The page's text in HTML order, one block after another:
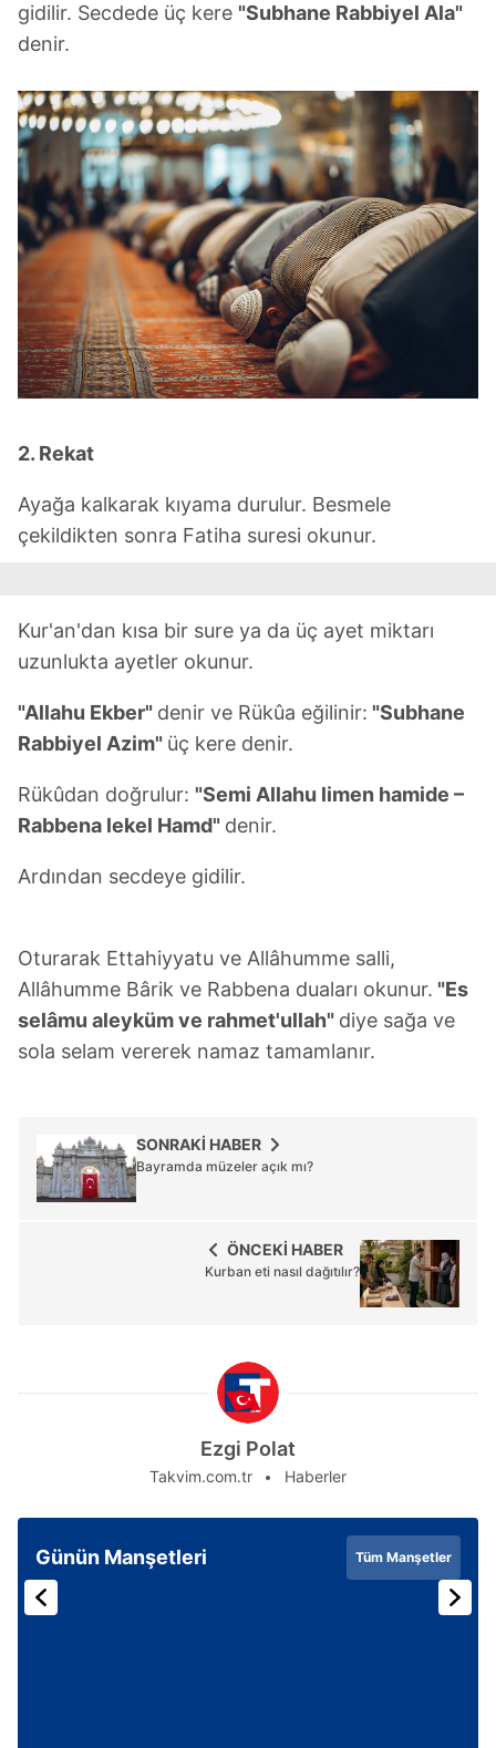
gidilir. Secdede üç kere "Subhane Rabbiyel Ala"
denir.
2. Rekat
Ayağa kalkarak kıyama durulur. Besmele
çekildikten sonra Fatiha suresi okunur.
Kur'an'dan kısa bir sure ya da üç ayet miktarı
uzunlukta ayetler okunur.
"Allahu Ekber" denir ve Rükûa eğilinir: "Subhane
Rabbiyel Azim" üç kere denir.
Rükûdan doğrulur: "Semi Allahu limen hamide –
Rabbena lekel Hamd" denir.
Ardından secdeye gidilir.
Oturarak Ettahiyyatu ve Allâhumme salli,
Allâhumme Bârik ve Rabbena duaları okunur. "Es
selâmu aleyküm ve rahmet'ullah" diye sağa ve
sola selam vererek namaz tamamlanır.
SONRAKİ HABER
Bayramda müzeler açık mı?
ÖNCEKİ HABER
Kurban eti nasıl dağıtılır?
Ezgi Polat
Takvim.com.tr Haberler
Günün Manşetleri Tüm Manşetler